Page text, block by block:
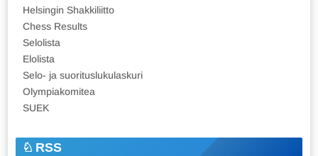
Helsingin Shakkiliitto
Chess Results
Selolista
Elolista
Selo- ja suorituslukulaskuri
Olympiakomitea
SUEK
RSS